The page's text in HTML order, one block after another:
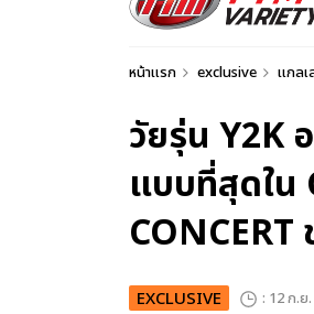
หน้าแรก exclusive แกลเ
วัยรุ่น Y2K
แบบที่สุดใน
EXCLUSIVE : 12 ก.ย